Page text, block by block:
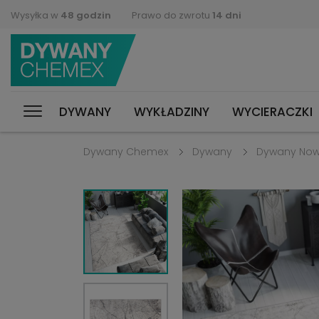
Wysyłka w 48 godzin Prawo do zwrotu 14 dni
DYWANY WYKŁADZINY WYCIERACZKI
Dywany Chemex Dywany Dywany